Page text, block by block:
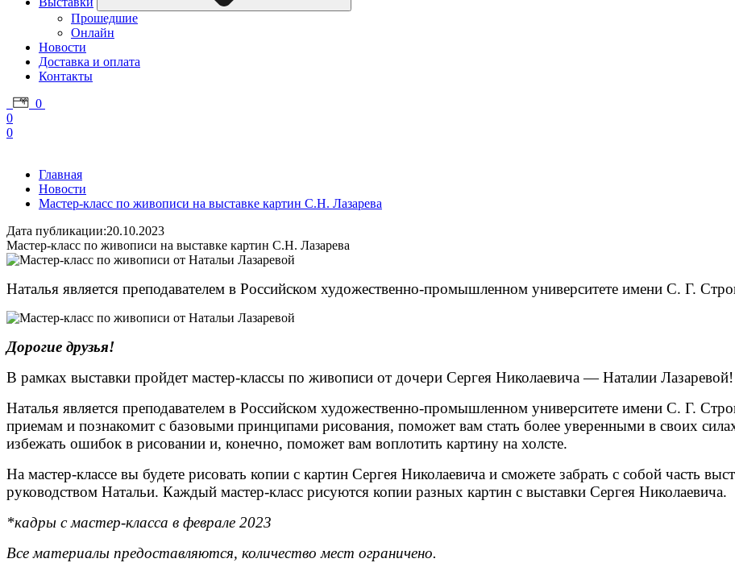
Прошедшие
Онлайн
Новости
Доставка и оплата
Контакты
0
0
0
Главная
Новости
Мастер-класс по живописи на выставке картин С.Н. Лазарева
Дата публикации:20.10.2023
Мастер-класс по живописи на выставке картин С.Н. Лазарева
Наталья является преподавателем в Российском художественно-промышленном университете имени С. Г.
Дорогие друзья!
В рамках выставки пройдет мастер-классы по живописи от дочери Сергея Николаевича — Наталии Лазаревой!
Наталья является преподавателем в Российском художественно-промышленном университете имени С. Г.
приемам и познакомит с базовыми принципами рисования, поможет вам стать более уверенными в своих
избежать ошибок в рисовании и, конечно, поможет вам воплотить картину на холсте.
На мастер-классе вы будете рисовать копии с картин Сергея Николаевича и сможете забрать с собой часть
руководством Натальи. Каждый мастер-класс рисуются копии разных картин с выставки Сергея Николаевича.
*кадры с мастер-класса в феврале 2023
Все материалы предоставляются, количество мест ограничено.